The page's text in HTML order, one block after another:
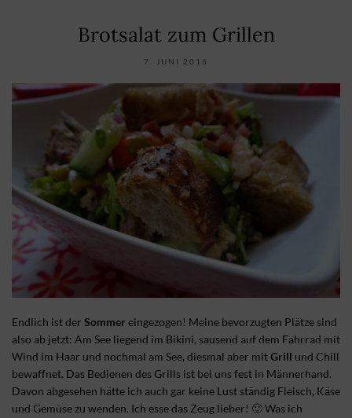
Brotsalat zum Grillen
7. JUNI 2016
Endlich ist der Sommereingezogen! Meine bevorzugten Plätze sind
also ab jetzt: Am See liegend im Bikini, sausend auf dem Fahrrad mit
Wind im Haar und nochmal am See, diesmal aber mitGrill und Chill
bewaffnet. Das Bedienen des Grills ist bei uns fest in Männerhand.
Davon abgesehen hätte ich auch gar keine Lust ständig Fleisch, Käse
und Gemüse zu wenden. Ich esse das Zeug lieber! 🙂 Was ich